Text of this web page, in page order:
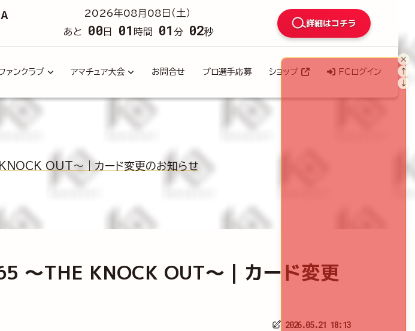
2026年08月08日（土）
あと
00 日 01 時間 01 分 00秒
詳細はコチラ
ァンクラブ アマチュア大会 お問合せ プロ選手応募 ショップ FCログイン
OUT～｜カード変更のお知らせ
～THE KNOCK OUT～｜カード変更
2026.05.21 18:13
×
↑
↓